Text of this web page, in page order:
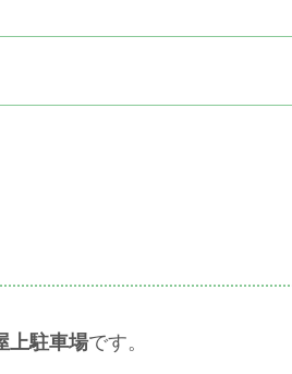
上駐車場です。